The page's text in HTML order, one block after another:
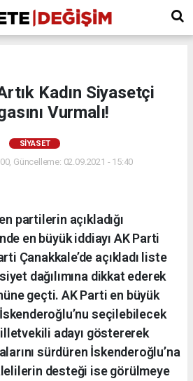
Kadın Siyasetçi
Vurmalı!
SIYASET
Güncelleme: 02.09.2021 - 15:40
partilerin açıkladığı
en büyük iddiayı AK Parti
Çanakkale’de açıkladı liste
dağılımına dikkat ederek
geçti. AK Parti en büyük
seçilebilecek
adayı göstererek
sürdüren İskenderoğlu’na
desteği ise görülmeye